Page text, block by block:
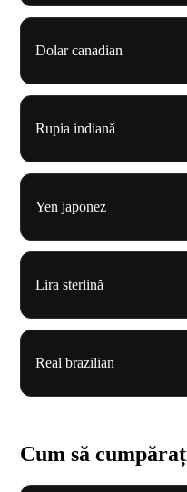
Dolar canadian
Rupia indiană
Yen japonez
Lira sterlină
Real brazilian
Cum să